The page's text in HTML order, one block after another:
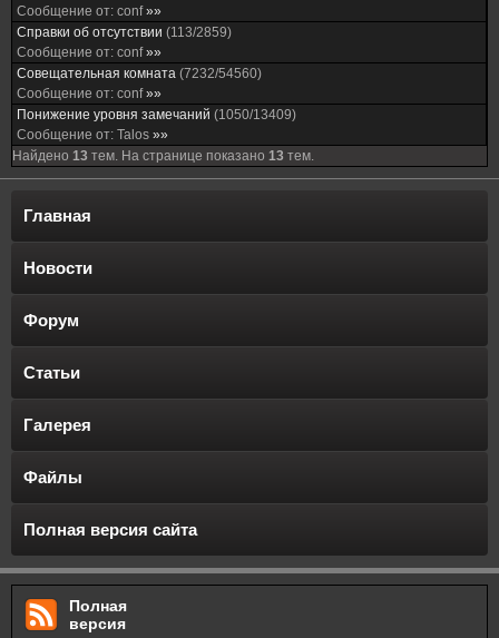
Сообщение от: conf »»
Справки об отсутствии (113/2859)
Сообщение от: conf »»
Совещательная комната (7232/54560)
Сообщение от: conf »»
Понижение уровня замечаний (1050/13409)
Сообщение от: Talos »»
Найдено 13 тем. На странице показано 13 тем.
Главная
Новости
Форум
Статьи
Галерея
Файлы
Полная версия сайта
Полная
версия